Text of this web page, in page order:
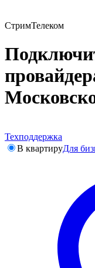
СтримТелеком
Техподдержка
В квартируДля